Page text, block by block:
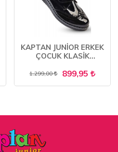
KAPTAN JUNİOR ERKEK
ÇOCUK KLASİK
1.299,00 899,95